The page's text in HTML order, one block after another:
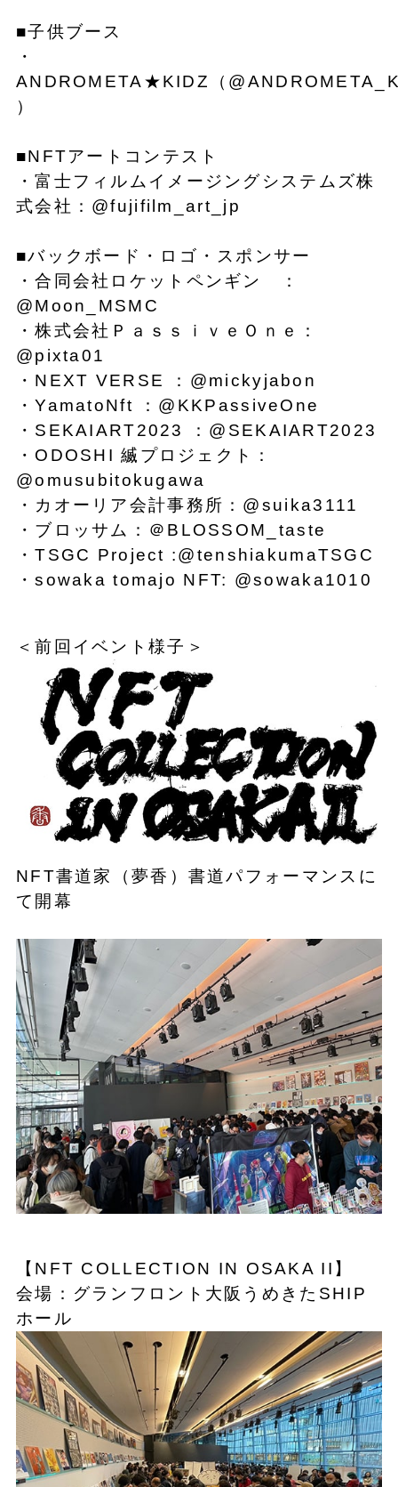
■子供ブース
・
ANDROMETA★KIDZ（
）
■NFTアートコンテスト
・富士フィルムイメージングシステムズ株
式会社：@fujifilm_art_jp
■バックボード・ロゴ・スポンサー
・合同会社ロケットペンギン ：
@Moon_MSMC
・株式会社ＰａｓｓｉｖｅＯｎｅ：
@pixta01
・NEXT VERSE ：@mickyjabon
・YamatoNft ：@KKPassiveOne
・SEKAIART2023 ：@SEKAIART2023
・ODOSHI 縅プロジェクト：
@omusubitokugawa
・カオーリア会計事務所：@suika3111
・ブロッサム：＠BLOSSOM_taste
・TSGC Project :@tenshiakumaTSGC
・sowaka tomajo NFT: @sowaka1010
＜前回イベント様子＞
NFT書道家（夢香）書道パフォーマンスに
て開幕
【NFT COLLECTION IN OSAKA II】
会場：グランフロント大阪うめきたSHIP
ホール